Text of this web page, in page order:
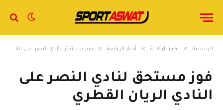
الرئيسية » أخبار الريادية » أخبار الرياضة » فوز مستحق لنادي النصر على النادي الريان القطري
فوز مستحق لنادي النصر على
النادي الريان القطري